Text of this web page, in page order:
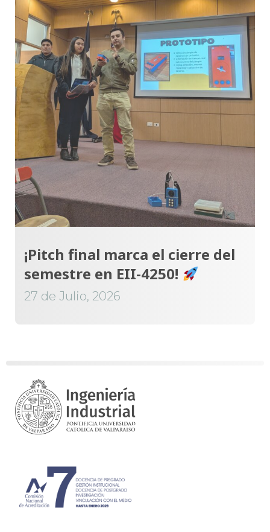
¡Pitch final marca el cierre del
semestre en EII-4250!
27 de Julio, 2026